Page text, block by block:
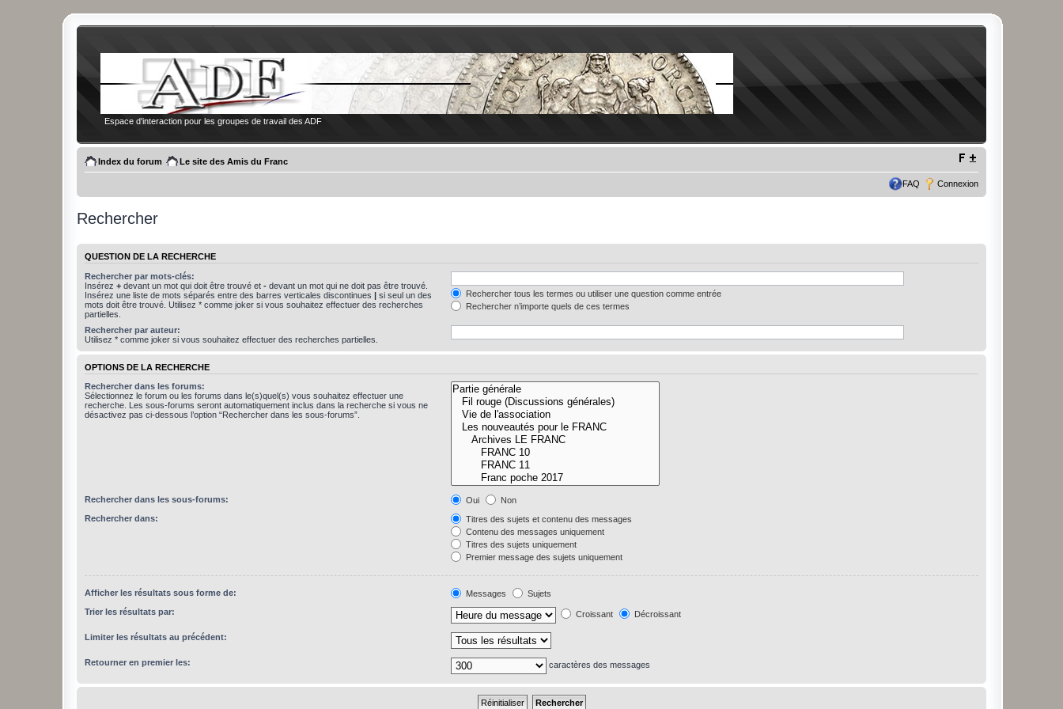
Espace d'interaction pour les groupes de travail des ADF
Index du forum Le site des Amis du Franc
FAQ Connexion
Rechercher
QUESTION DE LA RECHERCHE
Rechercher par mots-clés:
Insérez + devant un mot qui doit être trouvé et - devant un mot qui ne doit pas être trouvé.
Insérez une liste de mots séparés entre des barres verticales discontinues | si seul un des
mots doit être trouvé. Utilisez * comme joker si vous souhaitez effectuer des recherches
partielles.
Rechercher tous les termes ou utiliser une question comme entrée
Rechercher n’importe quels de ces termes
Rechercher par auteur:
Utilisez * comme joker si vous souhaitez effectuer des recherches partielles.
OPTIONS DE LA RECHERCHE
Rechercher dans les forums:
Sélectionnez le forum ou les forums dans le(s)quel(s) vous souhaitez effectuer une
recherche. Les sous-forums seront automatiquement inclus dans la recherche si vous ne
désactivez pas ci-dessous l’option “Rechercher dans les sous-forums”.
Rechercher dans les sous-forums: Oui
Non
Rechercher dans:
Titres des sujets et contenu des messages
Contenu des messages uniquement
Titres des sujets uniquement
Premier message des sujets uniquement
Afficher les résultats sous forme de: Messages
Sujets
Trier les résultats par:
Croissant Décroissant
Limiter les résultats au précédent:
Retourner en premier les: caractères des messages